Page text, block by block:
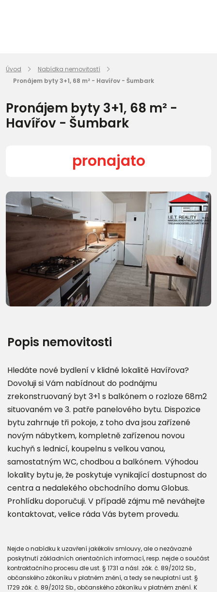
Úvod
Nabídka nemovitostí
Pronájem byty 3+1, 68 m² - Havířov - Šumbark
Pronájem byty 3+1, 68 m² -
Havířov - Šumbark
pronajato
Další fotografie (21)
Popis nemovitosti
Hledáte nové bydlení v klidné lokalitě Havířova?
Dovoluji si Vám nabídnout do podnájmu
zrekonstruovaný byt 3+1 s balkónem o rozloze 68m2
situovaném ve 3. patře panelového bytu. Dispozice
bytu zahrnuje tři pokoje, z toho dva jsou zařízené
novým nábytkem, kompletně zařízenou novou
kuchyň s lednicí, koupelnu s velkou vanou,
samostatným WC, chodbou a balkónem. Výhodou
lokality bytu je, že poskytuje vynikající dostupnost do
centra a nedalekého obchodního domu Globus.
Prohlídku doporučuji. V případě zájmu mě neváhejte
kontaktovat, velice ráda Vás bytem provedu.
Nejde o nabídku k uzavření jakékoliv smlouvy, ale o nezávazné
poskytnutí základních orientačních informací, resp. nejde o součást
kontraktačního procesu dle ust. § 1731 a násl. zák. č. 89/2012 Sb.,
občanského zákoníku v platném znění, a tedy se neuplatní ust. §
1729 zák. č. 89/2012 Sb., občanského zákoníku v platném znění. K